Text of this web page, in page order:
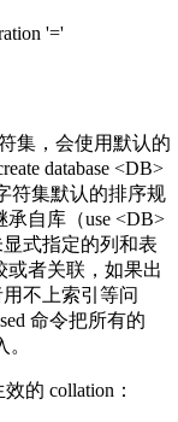
'='
集，会使用默认的
database <DB>
符集默认的排序规
自库（use <DB>
显式指定的列和表
或者关联，如果出
用不上索引等问
命令把所有的
的 collation：